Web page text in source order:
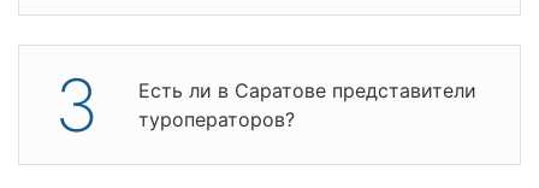
3
Есть ли в Саратове представители
туроператоров?